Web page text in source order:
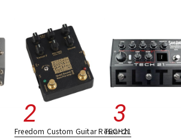
Freedom Custom Guitar Research
TECH21